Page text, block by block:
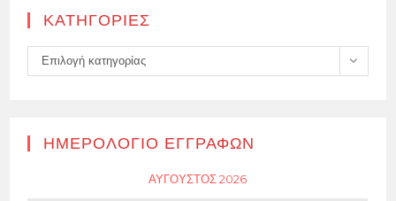
KΑΤΗΓΟΡΊΕΣ
Kατηγορίες
Επιλογή κατηγορίας
ΗΜΕΡΟΛΌΓΙΟ ΕΓΓΡΑΦΏΝ
ΑΎΓΟΥΣΤΟΣ 2026